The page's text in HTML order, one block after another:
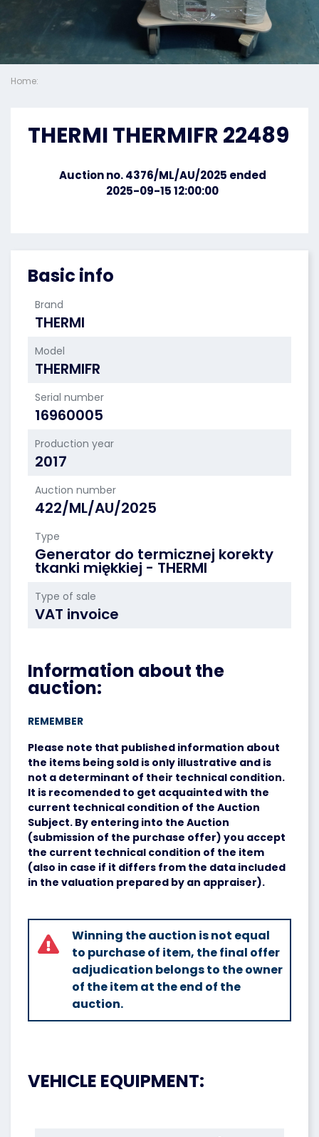
Home:
Basic info
Brand
THERMI
Model
THERMIFR
Serial number
16960005
Production year
2017
Auction number
422/ML/AU/2025
Type
Generator do termicznej korekty
tkanki miękkiej - THERMI
Type of sale
VAT invoice
Information about the
auction:
REMEMBER
Please note that published information about
the items being sold is only illustrative and is
not a determinant of their technical condition.
It is recomended to get acquainted with the
current technical condition of the Auction
Subject. By entering into the Auction
(submission of the purchase offer) you accept
the current technical condition of the item
(also in case if it differs from the data included
in the valuation prepared by an appraiser).
Winning the auction is not equal
to purchase of item, the final offer
adjudication belongs to the owner
of the item at the end of the
auction.
VEHICLE EQUIPMENT:
THERMI THERMIFR 22489
Auction no. 4376/ML/AU/2025 ended
2025-09-15 12:00:00